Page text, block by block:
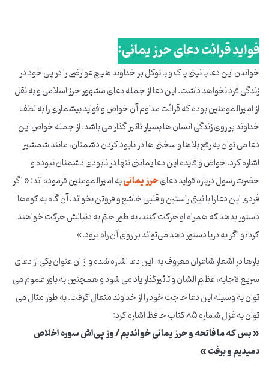
فواید قرائت دعای حرز یمانی:
خواندن این دعا با نیتی پاک و با توکل بر خداوند هیچ عوارضی را در پی خود در
زندگی فرد نخواهد داشت. این دعا از جمله دعای مشهور حرز اسلامی و به نقل
از امیرالمومنین بوده که قرائت مداوم آن خواص و فواید بیشماری را به لطف
خداوند بر روی زندگی انسان ها بسیار تاثیر گذار می باشد. از جمله خواص این
دعا می توان به رفع بلاها و سختی ها در نابود کردن دشمنان، مانند شمشیر
اشاره کرد. خواص و فایده این دعا یماننی تنها در نابودی دشمنان نبوده و
حضرت رسول درباره فواید دعایحرز یمانیبه امیرالمومنین فرموده اند: « اگر
فردی این دعا را با نیتی راستین و قلبی خاشع و فروتن بخواند، آن گاه به کوه‌ها
دستور بدهد که همراه او حرکت کنند، به طور حتم به دنبالش حرکت خواهند
کرد؛ و اگر به دریا دستور دهد می‌تواند بر روی آن راه برود.»
بارها در اشعار شاعران معروف به این دعا اشاره شده و از ان عنوان یکی از دعای
سریع‌الاجابه، عظیم الشان و تاثیرگذار یاد می شود و همچنین به باور عموم می
توان به وسیله این دعا حاجت خود را از خداوند متعال گرفت. به طور مثال می
توان به غزل شماره ۸۵ کتاب حافظ اشاره کرد:
« بس که ما فاتحه و حرز یمانی خواندیم / وز پی‌اش سوره اخلاص
دمیدیم و برفت »